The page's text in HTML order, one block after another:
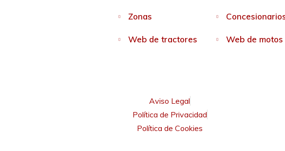
Zonas
Web de tractores Web de motos
Aviso Legal
Política de Privacidad
Política de Cookies